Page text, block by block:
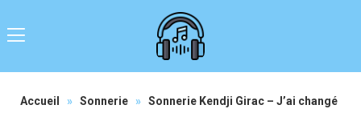
Accueil » Sonnerie » Sonnerie Kendji Girac – J’ai changé